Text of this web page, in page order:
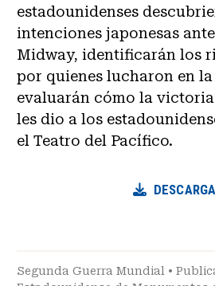
estadounidenses
intenciones japonesas
Midway, identificarán los
por quienes lucharon en
evaluarán cómo la victoria
les dio a los
el Teatro del Pacífico.
Segunda Guerra Mundial •